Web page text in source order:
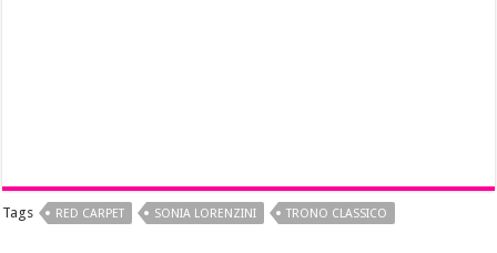
Tags RED CARPET SONIA LORENZINI TRONO CLASSICO